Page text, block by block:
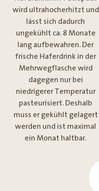
wird ultrahocherhitzt und
lässt sich dadurch
ungekühlt ca. 8 Monate
lang aufbewahren. Der
frische Haferdrink in der
Mehrwegflasche wird
dagegen nur bei
niedrigerer Temperatur
pasteurisiert. Deshalb
muss er gekühlt gelagert
werden und ist maximal
ein Monat haltbar.